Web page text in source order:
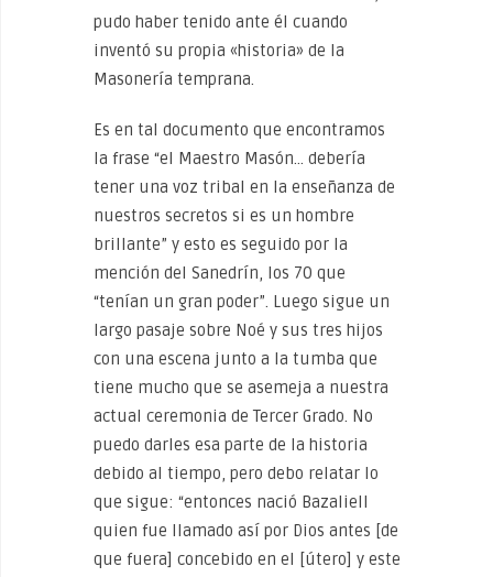
pudo haber tenido ante él cuando
inventó su propia «historia» de la
Masonería temprana.
Es en tal documento que encontramos
la frase “el Maestro Masón… debería
tener una voz tribal en la enseñanza de
nuestros secretos si es un hombre
brillante” y esto es seguido por la
mención del Sanedrín, los 70 que
“tenían un gran poder”. Luego sigue un
largo pasaje sobre Noé y sus tres hijos
con una escena junto a la tumba que
tiene mucho que se asemeja a nuestra
actual ceremonia de Tercer Grado. No
puedo darles esa parte de la historia
debido al tiempo, pero debo relatar lo
que sigue: “entonces nació Bazaliell
quien fue llamado así por Dios antes [de
que fuera] concebido en el [útero] y este